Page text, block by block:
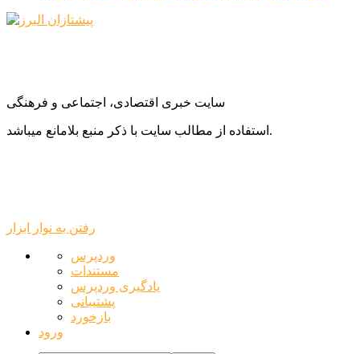
سایت خبری اقتصادی، اجتماعی و فرهنگی
استفاده از مطالب سایت با ذکر منبع بلامانع میباشد.
رفتن به نوار ابزار
درباره
وردپرس
وردپرس
مستندات
یادگیری وردپرس
پشتیبانی
بازخورد
ورود